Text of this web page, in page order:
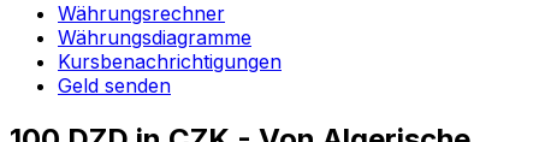
Währungsrechner
Währungsdiagramme
Kursbenachrichtigungen
Geld senden